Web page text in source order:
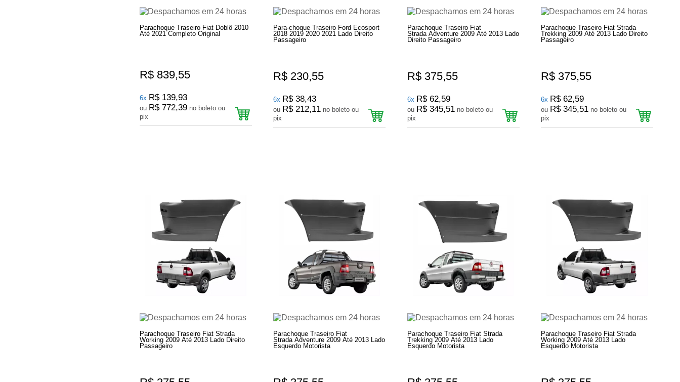
Parachoque Traseiro Fiat Doblô 2010
Até 2021 Completo Original
R$ 839,55
6x R$ 139,93
ou R$ 772,39 no boleto ou
pix
Para-choque Traseiro Ford Ecosport
2018 2019 2020 2021 Lado Direito
Passageiro
R$ 230,55
6x R$ 38,43
ou R$ 212,11 no boleto ou
pix
Parachoque Traseiro Fiat
Strada Adventure 2009 Até 2013 Lado
Direito Passageiro
R$ 375,55
6x R$ 62,59
ou R$ 345,51 no boleto ou
pix
Parachoque Traseiro Fiat Strada
Trekking 2009 Até 2013 Lado Direito
Passageiro
R$ 375,55
6x R$ 62,59
ou R$ 345,51 no boleto ou
pix
Parachoque Traseiro Fiat Strada
Working 2009 Até 2013 Lado Direito
Passageiro
Parachoque Traseiro Fiat
Strada Adventure 2009 Até 2013 Lado
Esquerdo Motorista
Parachoque Traseiro Fiat Strada
Trekking 2009 Até 2013 Lado
Esquerdo Motorista
Parachoque Traseiro Fiat Strada
Working 2009 Até 2013 Lado
Esquerdo Motorista